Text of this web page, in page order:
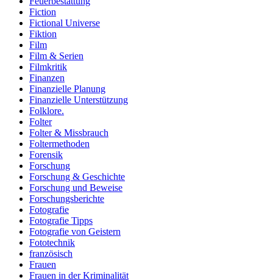
Fiction
Fictional Universe
Fiktion
Film
Film & Serien
Filmkritik
Finanzen
Finanzielle Planung
Finanzielle Unterstützung
Folklore.
Folter
Folter & Missbrauch
Foltermethoden
Forensik
Forschung
Forschung & Geschichte
Forschung und Beweise
Forschungsberichte
Fotografie
Fotografie Tipps
Fotografie von Geistern
Fototechnik
französisch
Frauen
Frauen in der Kriminalität